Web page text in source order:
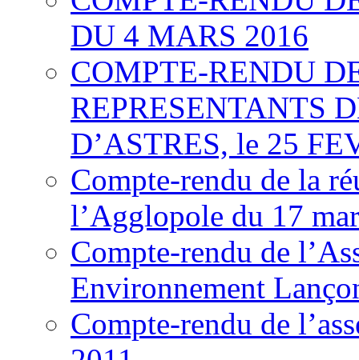
DU 4 MARS 2016
COMPTE-RENDU
REPRESENTANTS
D’ASTRES, le 25
Compte-rendu de la
l’Agglopole du 17
Compte-rendu de
Environnement
Compte-rendu de